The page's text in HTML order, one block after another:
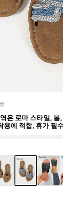
은 로마 스타일, 봄
용에 적합, 휴가 필